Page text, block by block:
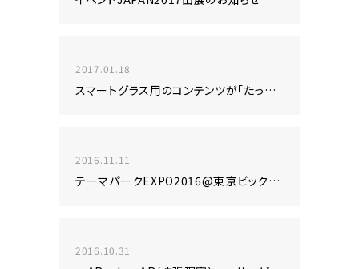
2017.01.18
スマートグラス用のコンテンツが「たった10秒」で簡単に作れる！！
2016.11.11
テーマパークEXPO2016@東京ビックサイトに出展致します！
2016.10.31